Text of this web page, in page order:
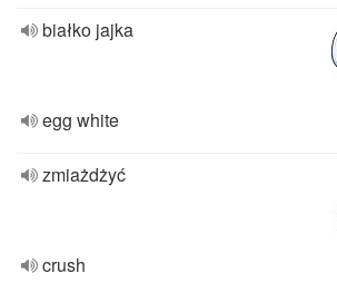
białko jajka
egg white
zmiażdżyć
crush